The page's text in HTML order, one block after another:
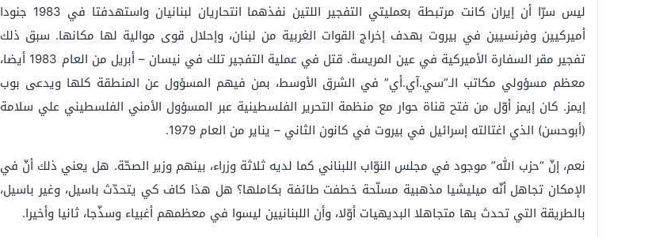
ليس سرّا أن إيران كانت مرتبطة بعمليتي التفجير اللتين نفذهما انتحاريان لبنانيان واستهدفتا في 1983 جنودا
أميركيين وفرنسيين في بيروت بهدف إخراج القوات الغربية من لبنان، وإحلال قوى موالية لها مكانها. سبق ذلك
تفجير مقر السفارة الأميركية في عين المريسة. قتل في عملية التفجير تلك في نيسان – أبريل من العام 1983 أيضا،
معظم مسؤولي مكاتب الـ”سي.آي.أي” في الشرق الأوسط، بمن فيهم المسؤول عن المنطقة كلها ويدعى بوب
إيمز. كان إيمز أوّل من فتح قناة حوار مع منظمة التحرير الفلسطينية عبر المسؤول الأمني الفلسطيني علي سلامة
(أبوحسن) الذي اغتالته إسرائيل في بيروت في كانون الثاني – يناير من العام 1979.
نعم، إنّ “حزب الله” موجود في مجلس النوّاب اللبناني كما لديه ثلاثة وزراء، بينهم وزير الصحّة. هل يعني ذلك أنّ في
الإمكان تجاهل أنّه ميليشيا مذهبية مسلّحة خطفت طائفة بكاملها؟ هل هذا كاف كي يتحدّث باسيل، وغير باسيل،
بالطريقة التي تحدث بها متجاهلا البديهيات أوّلا، وأن اللبنانيين ليسوا في معظمهم أغبياء وسذّجا، ثانيا وأخيرا.